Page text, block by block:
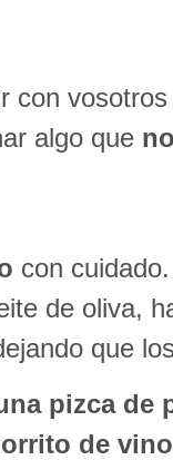
con
algo que
con
de oliva,
que
pizca de
de